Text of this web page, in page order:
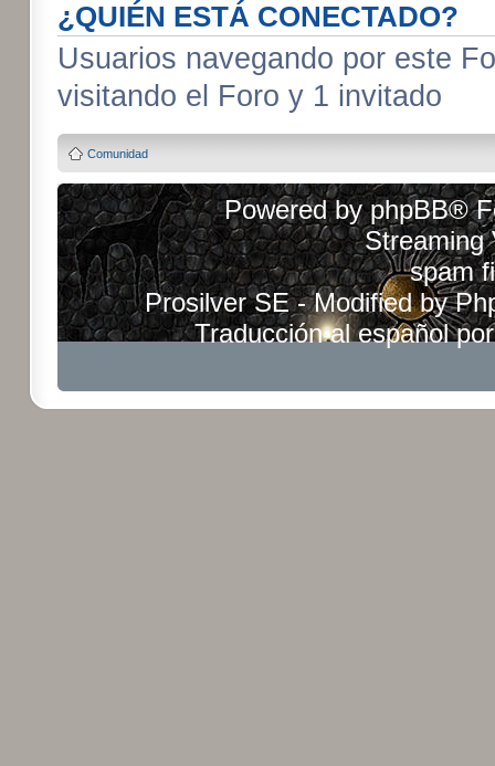
¿QUIÉN ESTÁ CONECTADO?
Usuarios navegando por este
visitando el Foro y 1 invitado
Comunidad
Powered byphpBB®
Streaming
spam
Prosilver SE - Modified by
Traducción al español